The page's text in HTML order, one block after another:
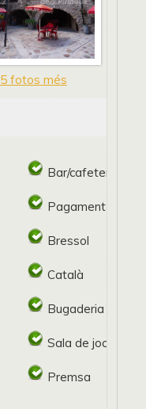
5 fotos més
Bar/cafeteria
Pagament
Bressol
Català
Bugaderia
Sala de jocs
Premsa